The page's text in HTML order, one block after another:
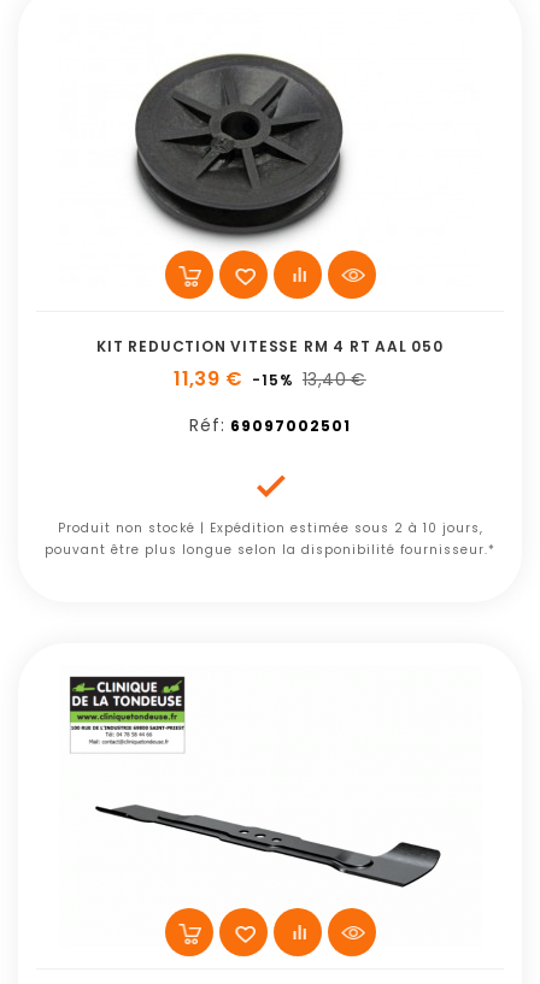
KIT REDUCTION VITESSE RM 4 RT AAL 050
11,39 € -15% 13,40 €
Réf: 69097002501

Produit non stocké | Expédition estimée sous 2 à 10 jours,
pouvant être plus longue selon la disponibilité fournisseur.*